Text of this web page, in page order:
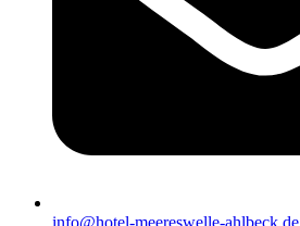
info@hotel-meereswelle-ahlbeck.de